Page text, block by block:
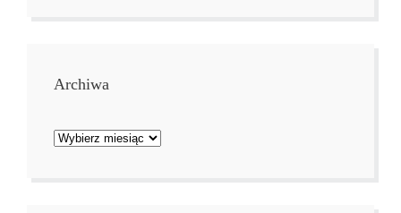
Archiwa
Archiwa